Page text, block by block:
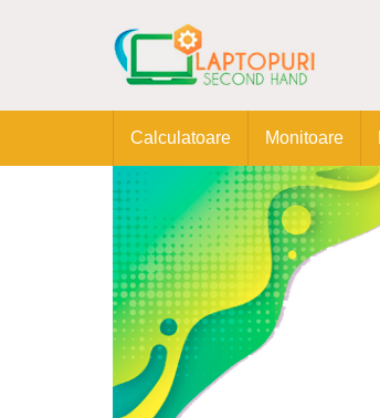
Calculatoare Monitoare